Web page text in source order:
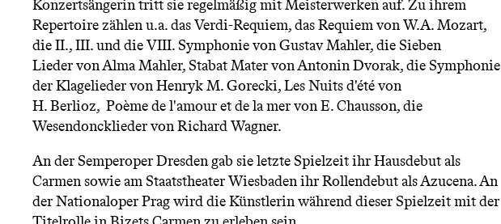
Konzertsängerin tritt sie regelmäßig mit Meisterwerken auf. Zu ihrem
Repertoire zählen u.a. das Verdi-Requiem, das Requiem von W.A. Mozart,
die II., III. und die VIII. Symphonie von Gustav Mahler, die Sieben
Lieder von Alma Mahler, Stabat Mater von Antonin Dvorak, die Symphonie
der Klagelieder von Henryk M. Gorecki, Les Nuits d'été von
H. Berlioz, Poème de l'amour et de la mer von E. Chausson, die
Wesendoncklieder von Richard Wagner.
An der Semperoper Dresden gab sie letzte Spielzeit ihr Hausdebut als
Carmen sowie am Staatstheater Wiesbaden ihr Rollendebut als Azucena. An
der Nationaloper Prag wird die Künstlerin während dieser Spielzeit mit der